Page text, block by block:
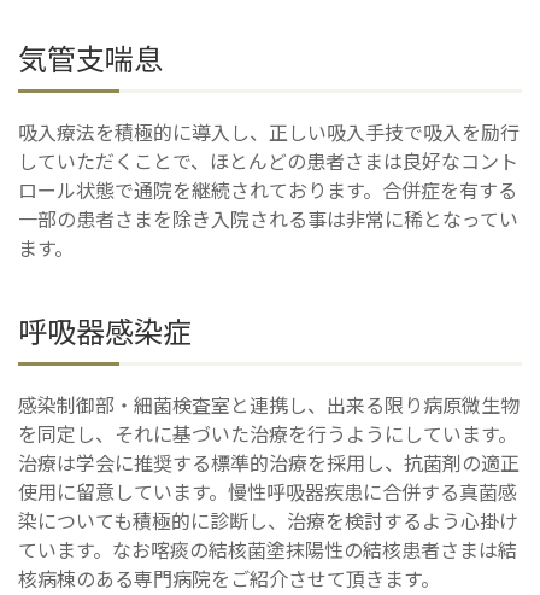
気管支喘息
吸入療法を積極的に導入し、正しい吸入手技で吸入を励行
していただくことで、ほとんどの患者さまは良好なコント
ロール状態で通院を継続されております。合併症を有する
一部の患者さまを除き入院される事は非常に稀となってい
ます。
呼吸器感染症
感染制御部・細菌検査室と連携し、出来る限り病原微生物
を同定し、それに基づいた治療を行うようにしています。
治療は学会に推奨する標準的治療を採用し、抗菌剤の適正
使用に留意しています。慢性呼吸器疾患に合併する真菌感
染についても積極的に診断し、治療を検討するよう心掛け
ています。なお喀痰の結核菌塗抹陽性の結核患者さまは結
核病棟のある専門病院をご紹介させて頂きます。